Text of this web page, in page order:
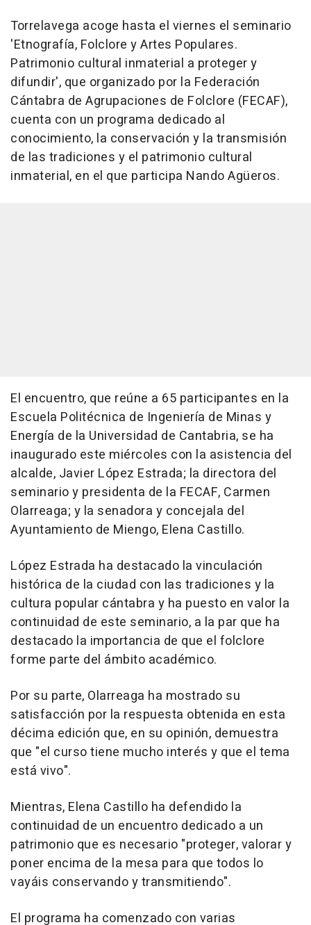
Torrelavega acoge hasta el viernes el seminario
'Etnografía, Folclore y Artes Populares.
Patrimonio cultural inmaterial a proteger y
difundir', que organizado por la Federación
Cántabra de Agrupaciones de Folclore (FECAF),
cuenta con un programa dedicado al
conocimiento, la conservación y la transmisión
de las tradiciones y el patrimonio cultural
inmaterial, en el que participa Nando Agüeros.
El encuentro, que reúne a 65 participantes en la
Escuela Politécnica de Ingeniería de Minas y
Energía de la Universidad de Cantabria, se ha
inaugurado este miércoles con la asistencia del
alcalde, Javier López Estrada; la directora del
seminario y presidenta de la FECAF, Carmen
Olarreaga; y la senadora y concejala del
Ayuntamiento de Miengo, Elena Castillo.
López Estrada ha destacado la vinculación
histórica de la ciudad con las tradiciones y la
cultura popular cántabra y ha puesto en valor la
continuidad de este seminario, a la par que ha
destacado la importancia de que el folclore
forme parte del ámbito académico.
Por su parte, Olarreaga ha mostrado su
satisfacción por la respuesta obtenida en esta
décima edición que, en su opinión, demuestra
que "el curso tiene mucho interés y que el tema
está vivo".
Mientras, Elena Castillo ha defendido la
continuidad de un encuentro dedicado a un
patrimonio que es necesario "proteger, valorar y
poner encima de la mesa para que todos lo
vayáis conservando y transmitiendo".
El programa ha comenzado con varias